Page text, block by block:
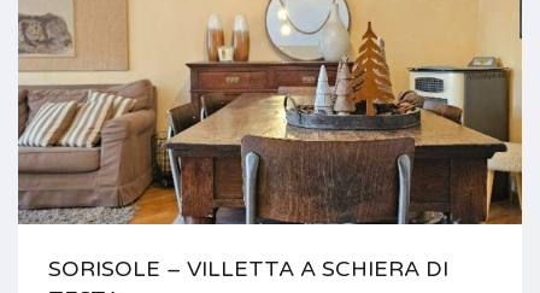
SORISOLE – VILLETTA A SCHIERA DI